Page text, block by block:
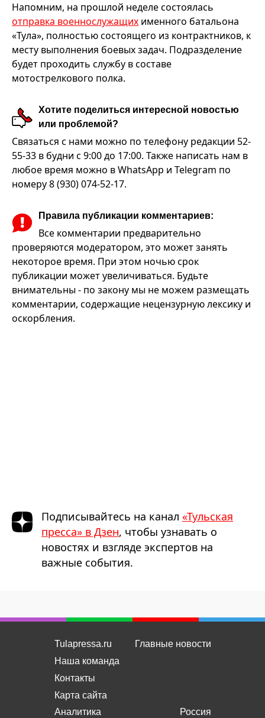
Напомним, на прошлой неделе состоялась
отправка военнослужащих именного батальона
«Тула», полностью состоящего из контрактников, к
месту выполнения боевых задач. Подразделение
будет проходить службу в составе
мотострелкового полка.
Хотите поделиться интересной новостью
или проблемой?
Связаться с нами можно по телефону редакции 52-
55-33 в будни с 9:00 до 17:00. Также написать нам в
любое время можно в WhatsApp и Telegram по
номеру 8 (930) 074-52-17.
Правила публикации комментариев:
Все комментарии предварительно
проверяются модератором, это может занять
некоторое время. При этом ночью срок
публикации может увеличиваться. Будьте
внимательны - по закону мы не можем размещать
комментарии, содержащие нецензурную лексику и
оскорбления.
Подписывайтесь на канал «Тульская
пресса» в Дзен, чтобы узнавать о
новостях и взгляде экспертов на
важные события.
Tulapressa.ru
Наша команда
Контакты
Карта сайта
Главные новости
Аналитика
Россия